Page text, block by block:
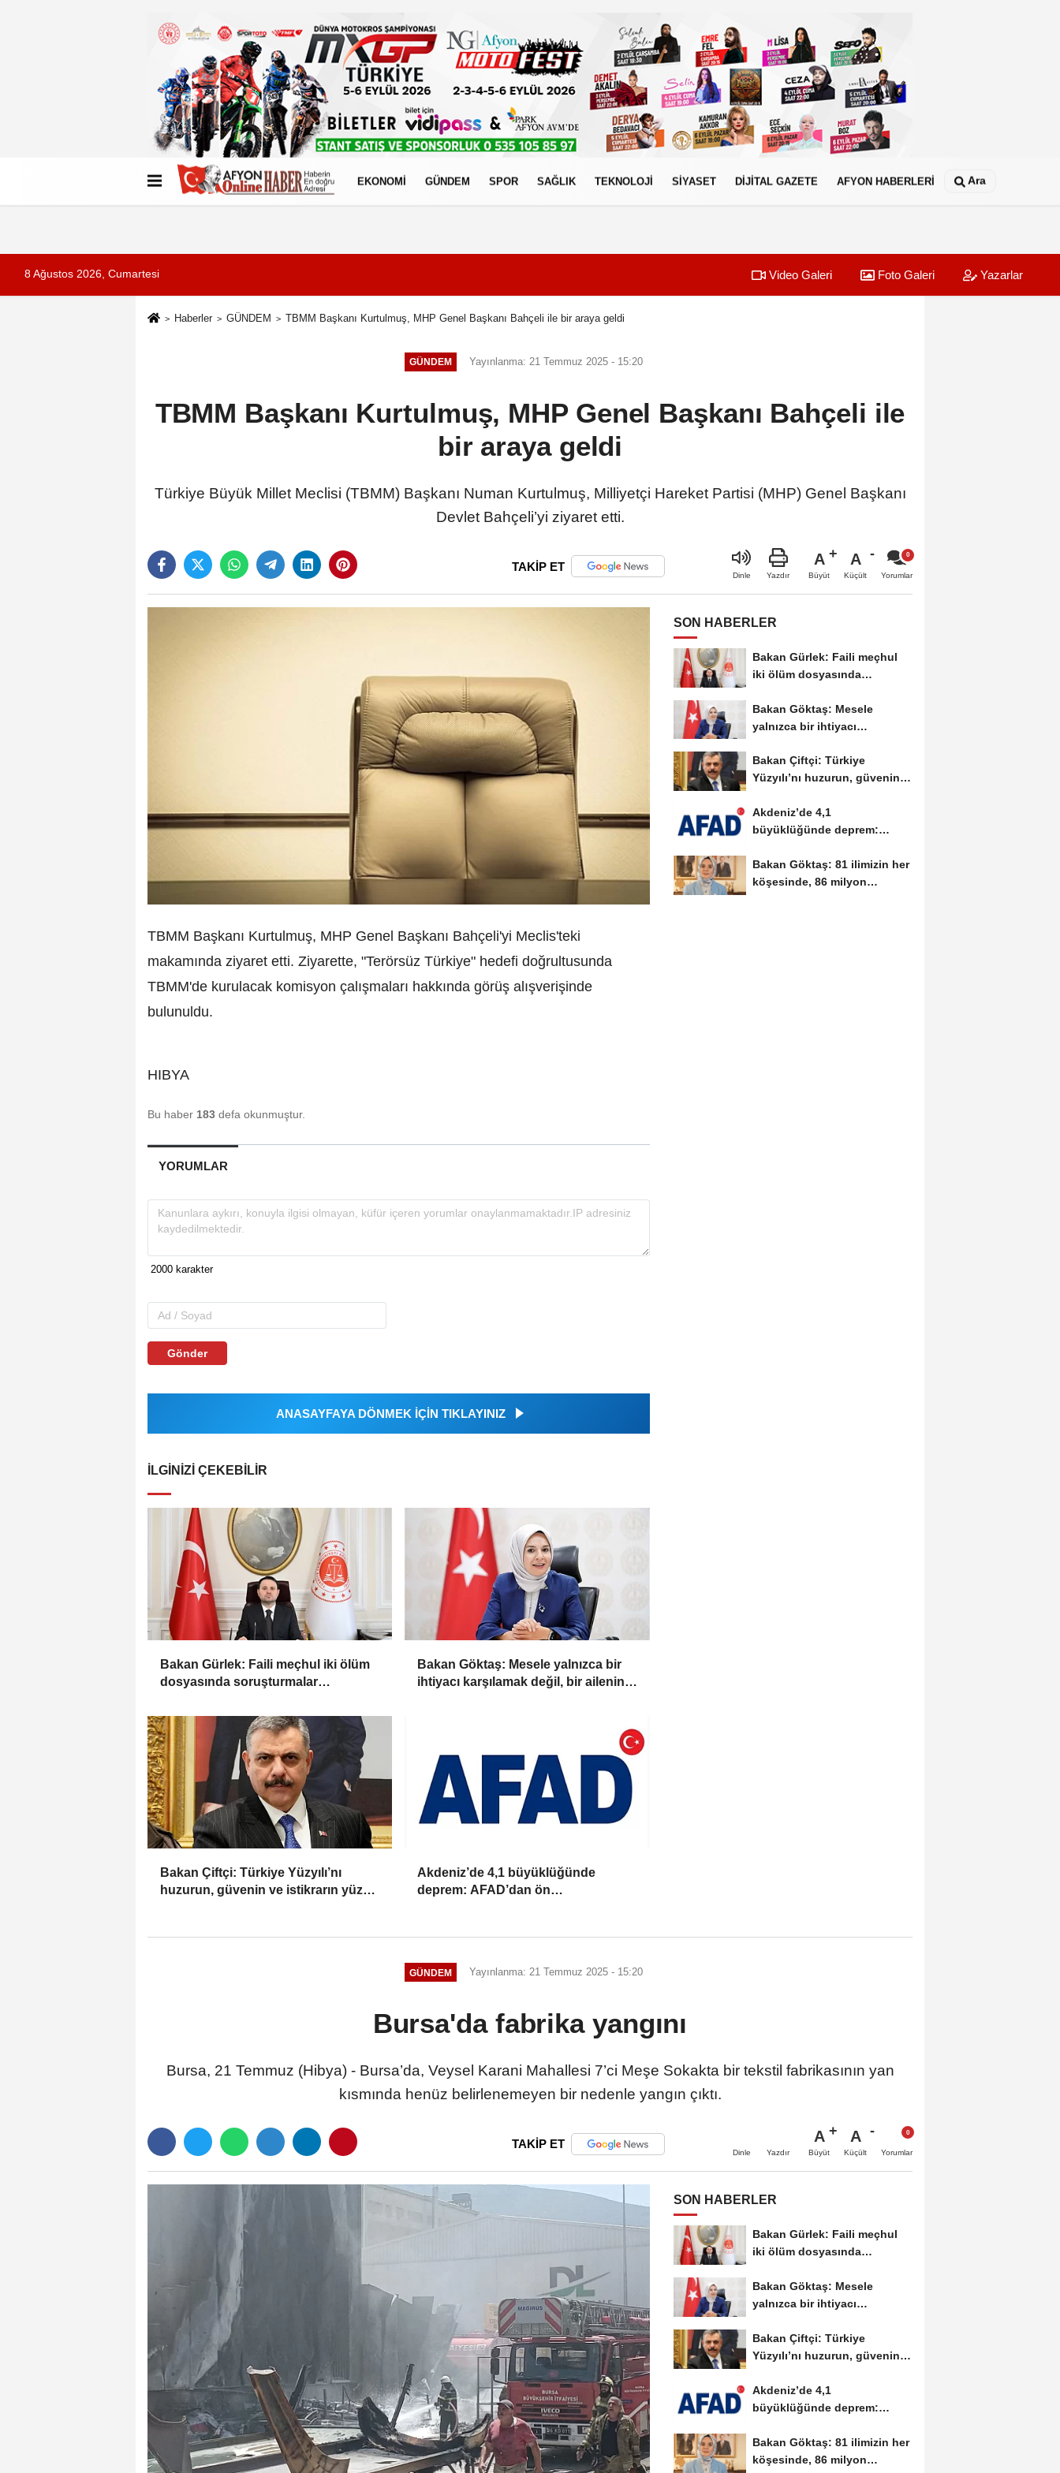
Künye İletişim Çerez Politikası
EKONOMİ GÜNDEM SPOR SAĞLIK TEKNOLOJİ SİYASET DİJİTAL GAZETE AFYON HABERLERİ Ara
8 Ağustos 2026, Cumartesi Video Galeri Foto Galeri Yazarlar
Haberler GÜNDEM TBMM Başkanı Kurtulmuş, MHP Genel Başkanı Bahçeli ile bir araya geldi
GÜNDEM Yayınlanma: 21 Temmuz 2025 - 15:20
TBMM Başkanı Kurtulmuş, MHP Genel Başkanı Bahçeli ile
bir araya geldi
Türkiye Büyük Millet Meclisi (TBMM) Başkanı Numan Kurtulmuş, Milliyetçi Hareket Partisi (MHP) Genel Başkanı
Devlet Bahçeli’yi ziyaret etti.
TAKİP ET
Dinle Yazdır
A
Büyüt
A
Küçült Yorumlar
TBMM Başkanı Kurtulmuş, MHP Genel Başkanı Bahçeli'yi Meclis'teki
makamında ziyaret etti. Ziyarette, "Terörsüz Türkiye" hedefi doğrultusunda
TBMM'de kurulacak komisyon çalışmaları hakkında görüş alışverişinde
bulunuldu.
HIBYA
Bu haber 183 defa okunmuştur.
YORUMLAR
Gönder
ANASAYFAYA DÖNMEK İÇİN TIKLAYINIZ
İLGINIZI ÇEKEBILIR
Bakan Gürlek: Faili meçhul iki ölüm
dosyasında soruşturmalar
Bakan Göktaş: Mesele yalnızca bir
ihtiyacı karşılamak değil, bir ailenin
Bakan Çiftçi: Türkiye Yüzyılı’nı
huzurun, güvenin ve istikrarın yüzyılı
Akdeniz’de 4,1 büyüklüğünde
deprem: AFAD’dan ön
SON HABERLER
Bakan Gürlek: Faili meçhul
iki ölüm dosyasında
Bakan Göktaş: Mesele
yalnızca bir ihtiyacı
Bakan Çiftçi: Türkiye
Yüzyılı’nı huzurun, güvenin
Akdeniz’de 4,1
büyüklüğünde deprem:
değerlendirme...
Bakan Göktaş: 81 ilimizin her
köşesinde, 86 milyon
GÜNDEM Yayınlanma: 21 Temmuz 2025 - 15:20
Bursa'da fabrika yangını
Bursa, 21 Temmuz (Hibya) - Bursa’da, Veysel Karani Mahallesi 7’ci Meşe Sokakta bir tekstil fabrikasının yan
kısmında henüz belirlenemeyen bir nedenle yangın çıktı.
TAKİP ET
Dinle Yazdır
A
Büyüt
A
Küçült Yorumlar
SON HABERLER
Bakan Gürlek: Faili meçhul
iki ölüm dosyasında
Bakan Göktaş: Mesele
yalnızca bir ihtiyacı
Bakan Çiftçi: Türkiye
Yüzyılı’nı huzurun, güvenin
Akdeniz’de 4,1
büyüklüğünde deprem:
değerlendirme...
Bakan Göktaş: 81 ilimizin her
köşesinde, 86 milyon